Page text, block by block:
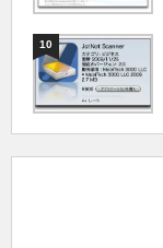
10